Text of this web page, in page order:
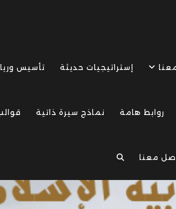
إستراتيجيات حديثة تأسيس
روابط هامة نماذج سيرة ذاتية
معنا TOGGLE
WEBSITE